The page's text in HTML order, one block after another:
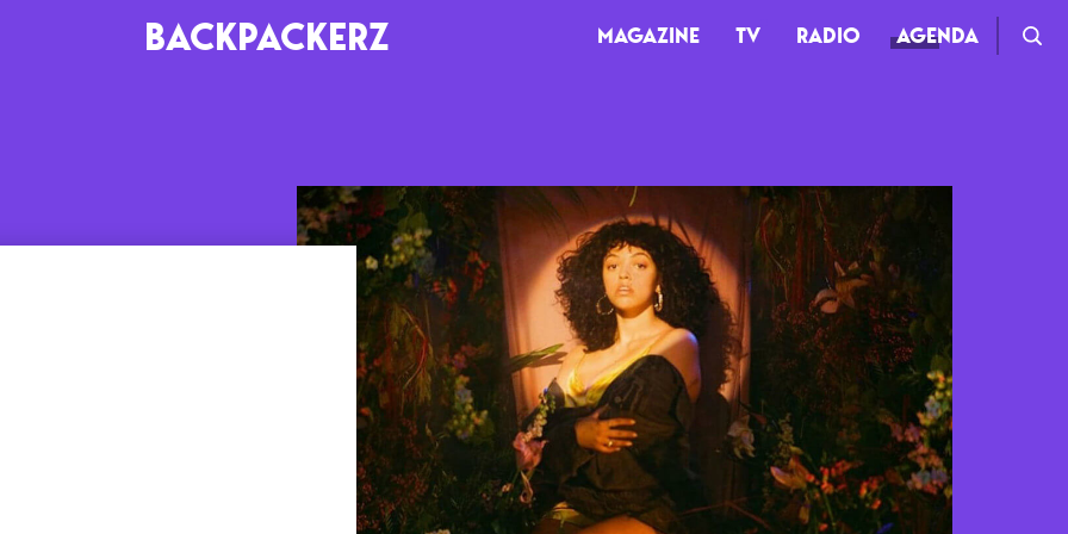
BACKPACKERZ MAGAZINE TV RADIO AGENDA
Paris
RADIO
Playlists
Podcasts
Mixes
TV
Clips
Live
Documentaires
Web-séries